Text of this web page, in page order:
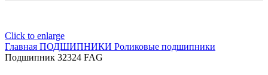
Click to enlarge
Главная ПОДШИПНИКИ Роликовые подшипники
Подшипник 32324 FAG